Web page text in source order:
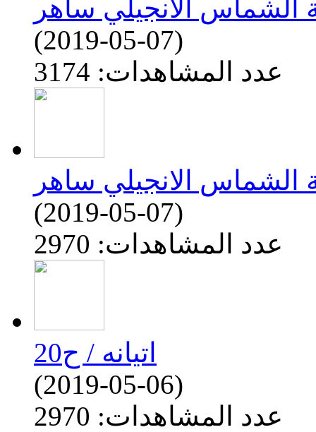
(2019-05-07)
عدد المشاهدات: 3174
(2019-05-07)
عدد المشاهدات: 2970
اتيانه / ح20
(2019-05-06)
عدد المشاهدات: 2970